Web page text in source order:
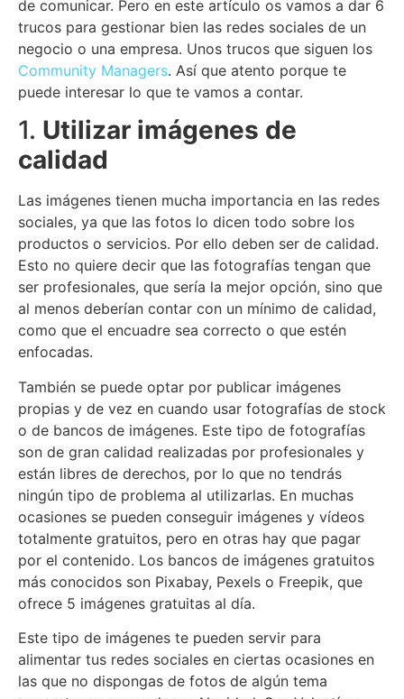
de comunicar. Pero en este artículo os vamos a dar 6
trucos para gestionar bien las redes sociales de un
negocio o una empresa. Unos trucos que siguen los
Community Managers. Así que atento porque te
puede interesar lo que te vamos a contar.
1. Utilizar imágenes de
calidad
Las imágenes tienen mucha importancia en las redes
sociales, ya que las fotos lo dicen todo sobre los
productos o servicios. Por ello deben ser de calidad.
Esto no quiere decir que las fotografías tengan que
ser profesionales, que sería la mejor opción, sino que
al menos deberían contar con un mínimo de calidad,
como que el encuadre sea correcto o que estén
enfocadas.
También se puede optar por publicar imágenes
propias y de vez en cuando usar fotografías de stock
o de bancos de imágenes. Este tipo de fotografías
son de gran calidad realizadas por profesionales y
están libres de derechos, por lo que no tendrás
ningún tipo de problema al utilizarlas. En muchas
ocasiones se pueden conseguir imágenes y vídeos
totalmente gratuitos, pero en otras hay que pagar
por el contenido. Los bancos de imágenes gratuitos
más conocidos son Pixabay, Pexels o Freepik, que
ofrece 5 imágenes gratuitas al día.
Este tipo de imágenes te pueden servir para
alimentar tus redes sociales en ciertas ocasiones en
las que no dispongas de fotos de algún tema